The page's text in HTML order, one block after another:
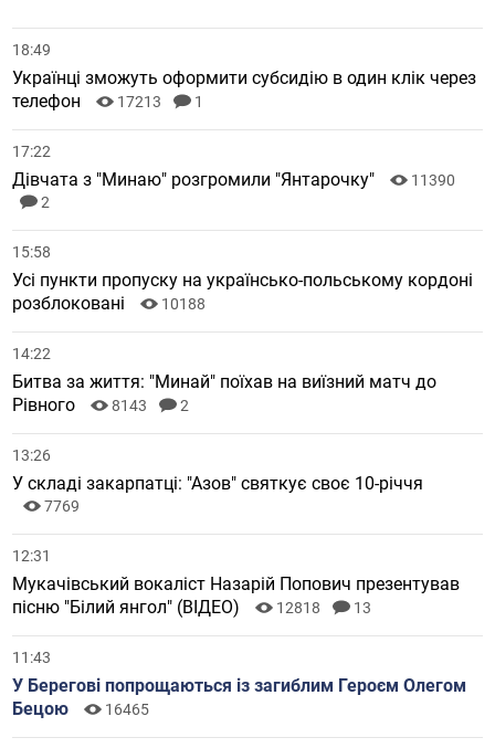
18:49
Українці зможуть оформити субсидію в один клік через
телефон
17213 1
17:22
Дівчата з "Минаю" розгромили "Янтарочку"
11390
2
15:58
Усі пункти пропуску на українсько-польському кордоні
розблоковані
10188
14:22
Битва за життя: "Минай" поїхав на виїзний матч до
Рівного
8143 2
13:26
У складі закарпатці: "Азов" святкує своє 10-річчя
7769
12:31
Мукачівський вокаліст Назарій Попович презентував
пісню "Білий янгол" (ВІДЕО)
12818 13
11:43
У Берегові попрощаються із загиблим Героєм Олегом
Бецою
16465